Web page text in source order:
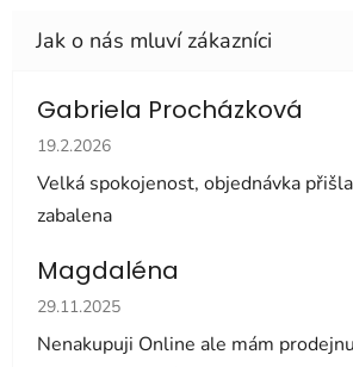
Gabriela Procházková
Hodnocení obchodu je 5 z 5 hvězdiček.
19.2.2026
Velká spokojenost, objednávka
zabalena
Magdaléna
Hodnocení obchodu je 5 z 5 hvězdiček.
29.11.2025
Nenakupuji Online ale mám